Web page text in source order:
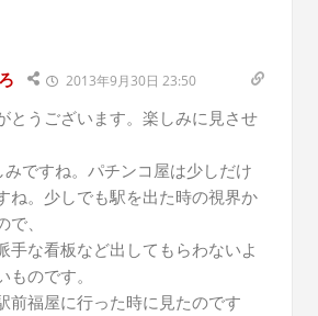
2013年9月30日 23:50
とうございます。楽しみに見させ
ですね。パチンコ屋は少しだけ
ね。少しでも駅を出た時の視界か
、
手な看板など出してもらわないよ
ものです。
前福屋に行った時に見たのです